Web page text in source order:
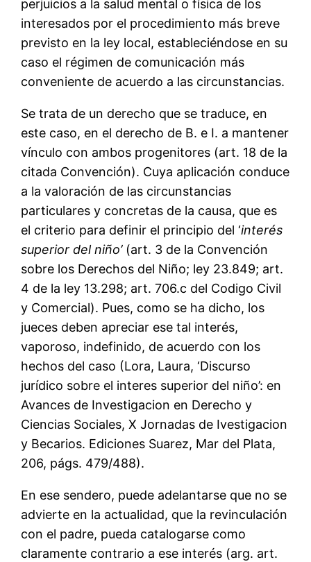
perjuicios a la salud mental o física de los
interesados por el procedimiento más breve
previsto en la ley local, estableciéndose en su
caso el régimen de comunicación más
conveniente de acuerdo a las circunstancias.
Se trata de un derecho que se traduce, en
este caso, en el derecho de B. e I. a mantener
vínculo con ambos progenitores (art. 18 de la
citada Convención). Cuya aplicación conduce
a la valoración de las circunstancias
particulares y concretas de la causa, que es
el criterio para definir el principio del ‘interés
superior del niño’(art. 3 de la Convención
sobre los Derechos del Niño; ley 23.849; art.
4 de la ley 13.298; art. 706.c del Codigo Civil
y Comercial). Pues, como se ha dicho, los
jueces deben apreciar ese tal interés,
vaporoso, indefinido, de acuerdo con los
hechos del caso (Lora, Laura, ‘Discurso
jurídico sobre el interes superior del niño’: en
Avances de Investigacion en Derecho y
Ciencias Sociales, X Jornadas de Ivestigacion
y Becarios. Ediciones Suarez, Mar del Plata,
206, págs. 479/488).
En ese sendero, puede adelantarse que no se
advierte en la actualidad, que la revinculación
con el padre, pueda catalogarse como
claramente contrario a ese interés (arg. art.